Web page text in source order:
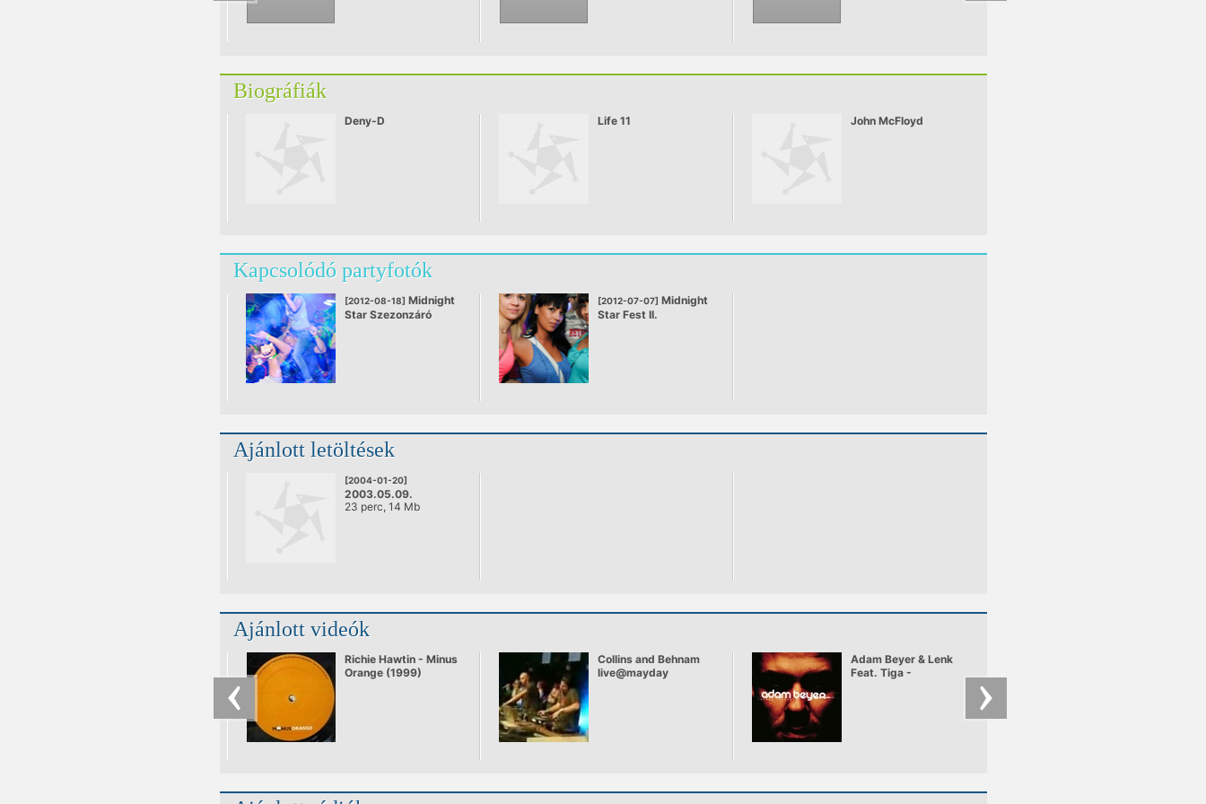
Biográfiák
Deny-D Life 11 John McFloyd
Kapcsolódó partyfotók
[2012-08-18] Midnight
Star Szezonzáró
[2012-07-07] Midnight
Star Fest II.
Ajánlott letöltések
[2004-01-20]
2003.05.09.
Beszélgetés #3
23 perc, 14 Mb
Ajánlott videók
Richie Hawtin - Minus
Orange (1999)
Collins and Behnam
live@mayday
Adam Beyer & Lenk
Feat. Tiga -